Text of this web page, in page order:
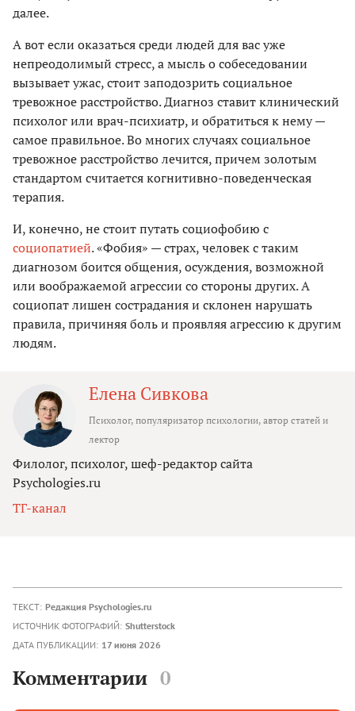
далее.
А вот если оказаться среди людей для вас уже
непреодолимый стресс, а мысль о собеседовании
вызывает ужас, стоит заподозрить социальное
тревожное расстройство. Диагноз ставит клинический
психолог или врач-психиатр, и обратиться к нему —
самое правильное. Во многих случаях социальное
тревожное расстройство лечится, причем золотым
стандартом считается когнитивно-поведенческая
терапия.
И, конечно, не стоит путать социофобию с
социопатией. «Фобия» — страх, человек с таким
диагнозом боится общения, осуждения, возможной
или воображаемой агрессии со стороны других. А
социопат лишен сострадания и склонен нарушать
правила, причиняя боль и проявляя агрессию к другим
людям.
Елена Сивкова
Психолог, популяризатор психологии, автор статей и
лектор
Филолог, психолог, шеф-редактор сайта
Psychologies.ru
ТГ-канал
ТЕКСТ: Редакция Psychologies.ru
ИСТОЧНИК ФОТОГРАФИЙ: Shutterstock
ДАТА ПУБЛИКАЦИИ: 17 июня 2026
Комментарии 0